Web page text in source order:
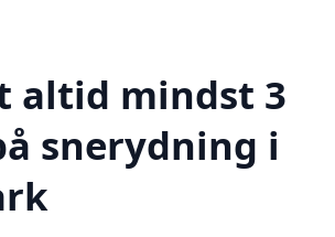
altid mindst 3
snerydning i